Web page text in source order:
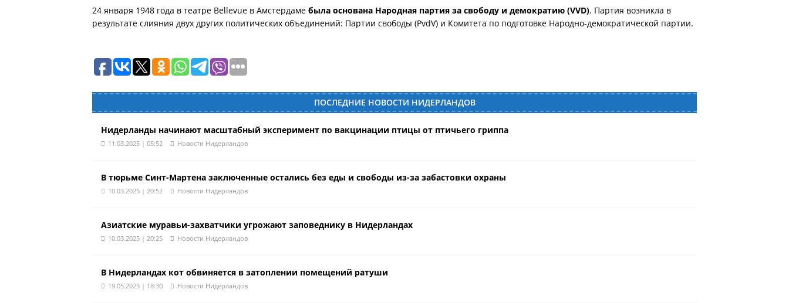
24 января 1948 года в театре Bellevue в Амстердаме была основана Народная партия за свободу и демократию (VVD). Партия возникла в
результате слияния двух других политических объединений: Партии свободы (PvdV) и Комитета по подготовке Народно-демократической партии.
ПОСЛЕДНИЕ НОВОСТИ НИДЕРЛАНДОВ
Нидерланды начинают масштабный эксперимент по вакцинации птицы от птичьего гриппа
11.03.2025 | 05:52 Новости Нидерландов
В тюрьме Синт-Мартена заключенные остались без еды и свободы из-за забастовки охраны
10.03.2025 | 20:52 Новости Нидерландов
Азиатские муравьи-захватчики угрожают заповеднику в Нидерландах
10.03.2025 | 20:25 Новости Нидерландов
В Нидерландах кот обвиняется в затоплении помещений ратуши
19.05.2023 | 18:30 Новости Нидерландов